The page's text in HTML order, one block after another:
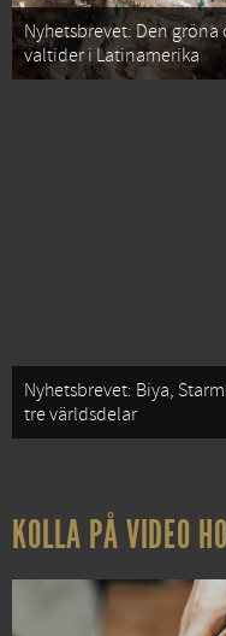
Nyhetsbrevet: Den
valtider i Latinamerika
Nyhetsbrevet: Biya,
tre världsdelar
KOLLA PÅ VIDEO